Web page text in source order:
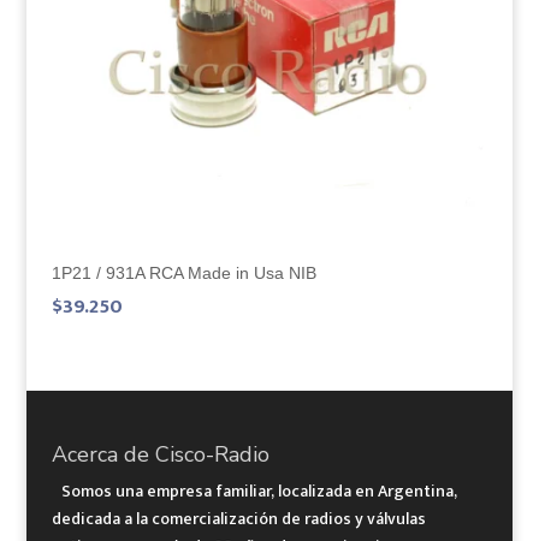
1P21 / 931A RCA Made in Usa NIB
$39.250
Acerca de Cisco-Radio
Somos una empresa familiar, localizada en Argentina,
dedicada a la comercialización de radios y válvulas